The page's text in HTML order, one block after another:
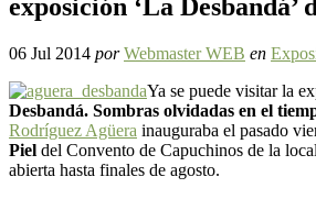
exposición ‘La Desbandá’
06 Jul 2014 por Webmaster WEB en
Ya se puede visitar la
Desbandá. Sombras olvidadas en el
Rodríguez Agüera inauguraba el pasado
Piel del Convento de Capuchinos de la
abierta hasta finales de agosto.